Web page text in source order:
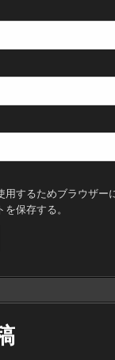
用するためブラウザー
保存する。